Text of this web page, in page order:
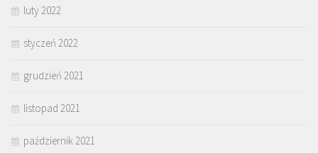
luty 2022
styczeń 2022
grudzień 2021
listopad 2021
październik 2021